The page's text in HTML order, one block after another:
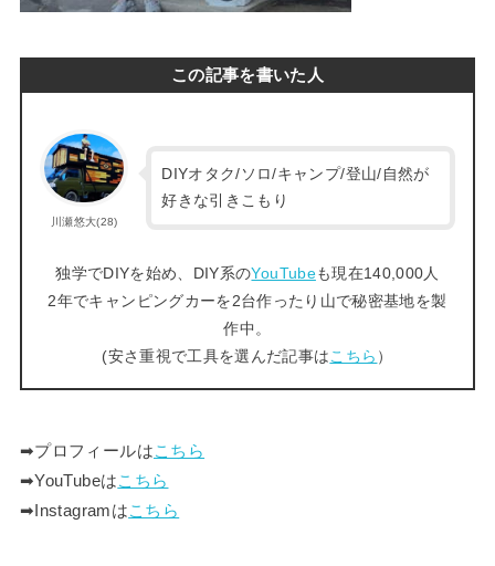
この記事を書いた人
川瀬悠大(28)
DIYオタク/ソロ/キャンプ/登山/自然が
好きな引きこもり
独学でDIYを始め、DIY系のYouTubeも現在140,000人
2年でキャンピングカーを2台作ったり山で秘密基地を製
作中。
(安さ重視で工具を選んだ記事はこちら ）
➡︎プロフィールはこちら
➡︎YouTubeはこちら
➡︎Instagramはこちら